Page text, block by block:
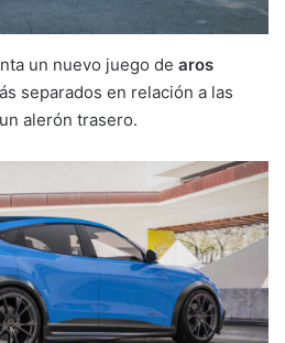
un nuevo juego de aros
separados en relación a las
alerón trasero.